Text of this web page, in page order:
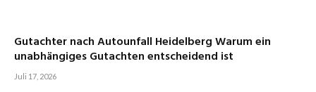
Gutachter nach Autounfall Heidelberg Warum ein
unabhängiges Gutachten entscheidend ist
Juli 17, 2026